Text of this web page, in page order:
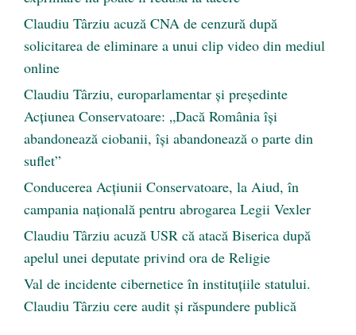
Claudiu Târziu acuză CNA de cenzură după
solicitarea de eliminare a unui clip video din mediul
online
Claudiu Târziu, europarlamentar și președinte
Acțiunea Conservatoare: „Dacă România își
abandonează ciobanii, își abandonează o parte din
suflet”
Conducerea Acțiunii Conservatoare, la Aiud, în
campania națională pentru abrogarea Legii Vexler
Claudiu Târziu acuză USR că atacă Biserica după
apelul unei deputate privind ora de Religie
Val de incidente cibernetice în instituțiile statului.
Claudiu Târziu cere audit și răspundere publică